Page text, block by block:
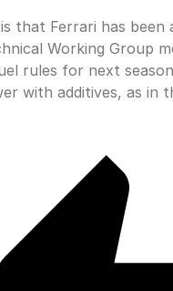
that Ferrari has been
Working Group
rules for next
with additives, as in